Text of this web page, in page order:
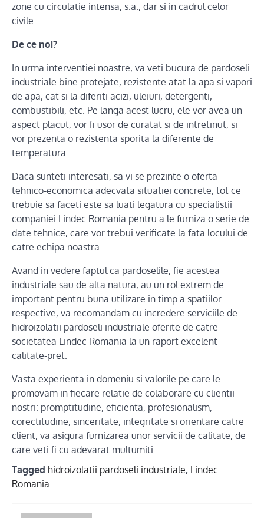
zone cu circulatie intensa, s.a., dar si in cadrul celor
civile.
De ce noi?
In urma interventiei noastre, va veti bucura de pardoseli
industriale bine protejate, rezistente atat la apa si vapori
de apa, cat si la diferiti acizi, uleiuri, detergenti,
combustibili, etc. Pe langa acest lucru, ele vor avea un
aspect placut, vor fi usor de curatat si de intretinut, si
vor prezenta o rezistenta sporita la diferente de
temperatura.
Daca sunteti interesati, sa vi se prezinte o oferta
tehnico-economica adecvata situatiei concrete, tot ce
trebuie sa faceti este sa luati legatura cu specialistii
companiei Lindec Romania pentru a le furniza o serie de
date tehnice, care vor trebui verificate la fata locului de
catre echipa noastra.
Avand in vedere faptul ca pardoselile, fie acestea
industriale sau de alta natura, au un rol extrem de
important pentru buna utilizare in timp a spatiilor
respective, va recomandam cu incredere serviciile de
hidroizolatii pardoseli industriale oferite de catre
societatea Lindec Romania la un raport excelent
calitate-pret.
Vasta experienta in domeniu si valorile pe care le
promovam in fiecare relatie de colaborare cu clientii
nostri: promptitudine, eficienta, profesionalism,
corectitudine, sinceritate, integritate si orientare catre
client, va asigura furnizarea unor servicii de calitate, de
care veti fi cu adevarat multumiti.
Tagged hidroizolatii pardoseli industriale, Lindec
Romania